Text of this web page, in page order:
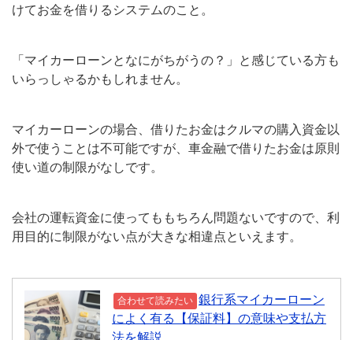
けてお金を借りるシステムのこと。
「マイカーローンとなにがちがうの？」と感じている方も
いらっしゃるかもしれません。
マイカーローンの場合、借りたお金はクルマの購入資金以
外で使うことは不可能ですが、車金融で借りたお金は原則
使い道の制限がなしです。
会社の運転資金に使ってももちろん問題ないですので、利
用目的に制限がない点が大きな相違点といえます。
合わせて読みたい 銀行系マイカーローン
によく有る【保証料】の意味や支払方
法を解説